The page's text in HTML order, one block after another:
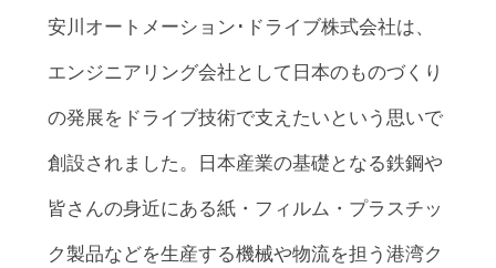
安川オートメーション･ドライブ株式会社は、
エンジニアリング会社として日本のものづくり
の発展をドライブ技術で支えたいという思いで
創設されました。日本産業の基礎となる鉄鋼や
皆さんの身近にある紙・フィルム・プラスチッ
ク製品などを生産する機械や物流を担う港湾ク